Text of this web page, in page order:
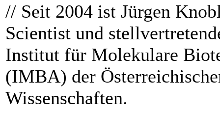
// Seit 2004 ist Jürgen
Scientist und
Institut für Molekulare
(IMBA) der
Wissenschaften.